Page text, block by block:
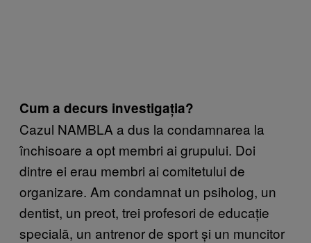
Cum a decurs investigația?
Cazul NAMBLA a dus la condamnarea la
închisoare a opt membri ai grupului. Doi
dintre ei erau membri ai comitetului de
organizare. Am condamnat un psiholog, un
dentist, un preot, trei profesori de educație
specială, un antrenor de sport și un muncitor